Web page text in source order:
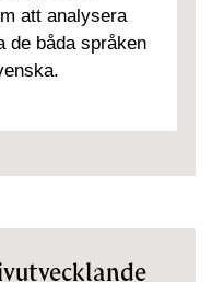
att analysera
de båda språken